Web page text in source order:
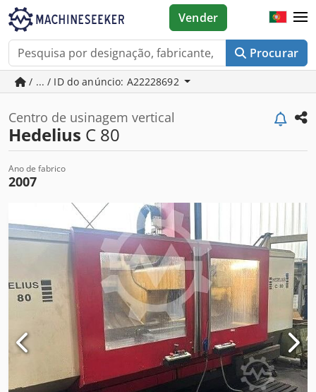
Procurar
Vender
/ ... / ID do anúncio: A22228692
Centro de usinagem vertical
Hedelius C 80
Ano de fabrico
2007